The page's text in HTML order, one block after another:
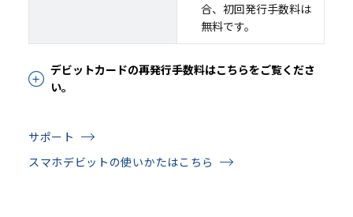
合、初回発行手数料は
無料です。
デビットカードの再発行手数料はこちらをご覧くださ
い。
サポート
スマホデビットの使いかたはこちら